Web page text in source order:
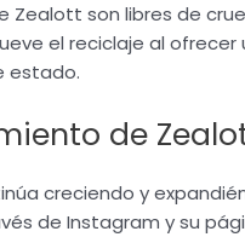
Zealott son libres de
el reciclaje al
estado.
de
creciendo y
de Instagram y su